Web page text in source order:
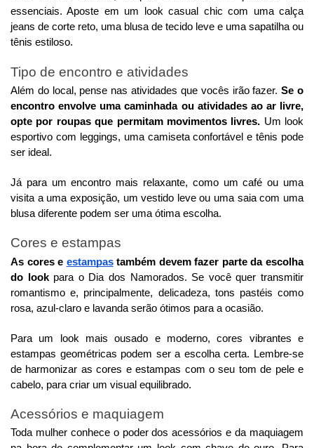
essenciais. Aposte em um look casual chic com uma calça
jeans de corte reto, uma blusa de tecido leve e uma sapatilha ou
tênis estiloso.
Tipo de encontro e atividades
Além do local, pense nas atividades que vocês irão fazer. Se o
encontro envolve uma caminhada ou atividades ao ar livre,
opte por roupas que permitam movimentos livres. Um look
esportivo com leggings, uma camiseta confortável e tênis pode
ser ideal.
Já para um encontro mais relaxante, como um café ou uma
visita a uma exposição, um vestido leve ou uma saia com uma
blusa diferente podem ser uma ótima escolha.
Cores e estampas
As cores e estampastambém devem fazer parte da escolha
do lookpara o Dia dos Namorados. Se você quer transmitir
romantismo e, principalmente, delicadeza, tons pastéis como
rosa, azul-claro e lavanda serão ótimos para a ocasião.
Para um look mais ousado e moderno, cores vibrantes e
estampas geométricas podem ser a escolha certa. Lembre-se
de harmonizar as cores e estampas com o seu tom de pele e
cabelo, para criar um visual equilibrado.
Acessórios e maquiagem
Toda mulher conhece o poder dos acessórios e da maquiagem